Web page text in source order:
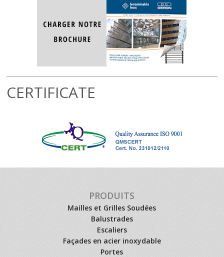
CERTIFICATE
PRODUITS
Mailles et Grilles Soudées
Balustrades
Escaliers
Façades en acier inoxydable
Portes